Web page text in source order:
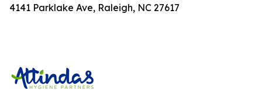
4141 Parklake Ave, Raleigh, NC 27617